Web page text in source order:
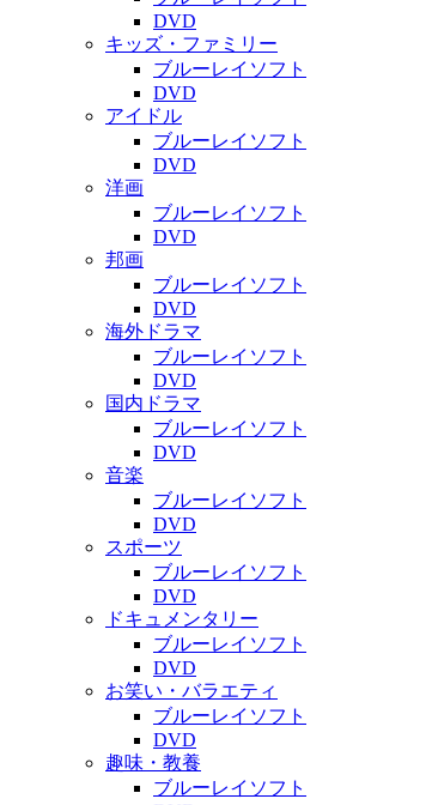
DVD
キッズ・ファミリー
ブルーレイソフト
DVD
アイドル
ブルーレイソフト
DVD
洋画
ブルーレイソフト
DVD
邦画
ブルーレイソフト
DVD
海外ドラマ
ブルーレイソフト
DVD
国内ドラマ
ブルーレイソフト
DVD
音楽
ブルーレイソフト
DVD
スポーツ
ブルーレイソフト
DVD
ドキュメンタリー
ブルーレイソフト
DVD
お笑い・バラエティ
ブルーレイソフト
DVD
趣味・教養
ブルーレイソフト